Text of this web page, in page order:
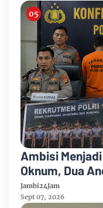
Ambisi
Oknum, Dua
Diduga Tipu
Kelulusan
Jambi24Jam
Sept 07, 2026